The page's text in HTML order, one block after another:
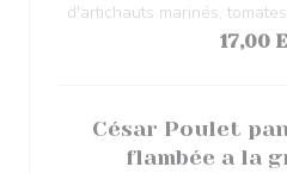
d'artichauts marinés,
17,00
César Poulet
flambée a la